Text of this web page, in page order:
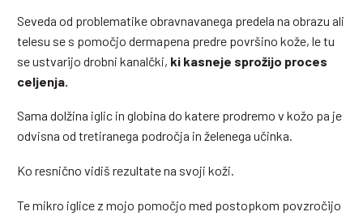
Seveda od problematike obravnavanega predela na obrazu ali
telesu se s pomočjo dermapena predre površino kože, le tu
se ustvarijo drobni kanalčki, ki kasneje sprožijo proces
celjenja.
Sama dolžina iglic in globina do katere prodremo v kožo pa je
odvisna od tretiranega področja in želenega učinka.
Ko resnično vidiš rezultate na svoji koži.
Te mikro iglice z mojo pomočjo med postopkom povzročijo